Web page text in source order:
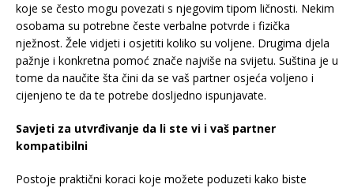
koje se često mogu povezati s njegovim tipom ličnosti. Nekim
osobama su potrebne česte verbalne potvrde i fizička
nježnost. Žele vidjeti i osjetiti koliko su voljene. Drugima djela
pažnje i konkretna pomoć znače najviše na svijetu. Suština je u
tome da naučite šta čini da se vaš partner osjeća voljeno i
cijenjeno te da te potrebe dosljedno ispunjavate.
Savjeti za utvrđivanje da li ste vi i vaš partner
kompatibilni
Postoje praktični koraci koje možete poduzeti kako biste